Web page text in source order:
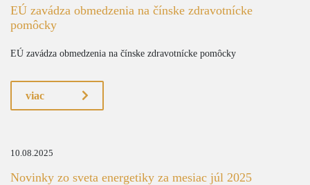
EÚ zavádza obmedzenia na čínske zdravotnícke
pomôcky
EÚ zavádza obmedzenia na čínske zdravotnícke pomôcky
viac
10.08.2025
Novinky zo sveta energetiky za mesiac júl 2025